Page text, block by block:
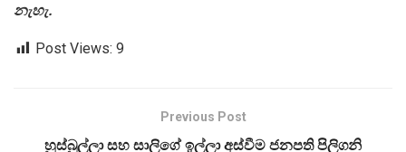
නැහැ.
Post Views: 9
Previous Post
හුස්බුල්ලා සහ සාලිගේ ඉල්ලා අස්වීම ජනපති පිලිගනි